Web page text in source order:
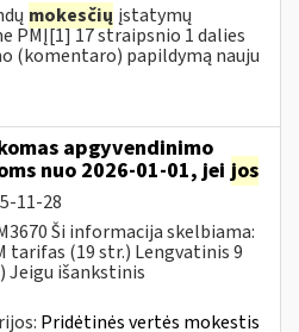
mokesčių įstatymų
PMĮ[1] 17 straipsnio 1 dalies
(komentaro) papildymą nauju
apgyvendinimo
nuo 2026-01-01, jei jos
11-28
Ši informacija skelbiama:
tarifas (19 str.) Lengvatinis 9
Jeigu išankstinis
Pridėtinės vertės mokestis